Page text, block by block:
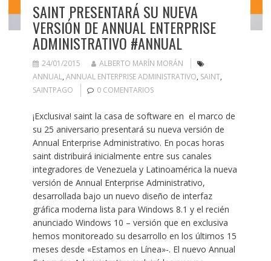
SAINT PRESENTARÁ SU NUEVA
VERSIÓN DE ANNUAL ENTERPRISE
ADMINISTRATIVO #ANNUAL
24/01/2015
ALBERTO MARÍN MORÁN
ANNUAL, ANNUAL ENTERPRISE ADMINISTRATIVO, SAINT,
SAINTPAGO
0 COMENTARIOS
¡Exclusiva! saint la casa de software en el marco de
su 25 aniversario presentará su nueva versión de
Annual Enterprise Administrativo. En pocas horas
saint distribuirá inicialmente entre sus canales
integradores de Venezuela y Latinoamérica la nueva
versión de Annual Enterprise Administrativo,
desarrollada bajo un nuevo diseño de interfaz
gráfica moderna lista para Windows 8.1 y el recién
anunciado Windows 10 – versión que en exclusiva
hemos monitoreado su desarrollo en los últimos 15
meses desde «Estamos en Línea»-. El nuevo Annual